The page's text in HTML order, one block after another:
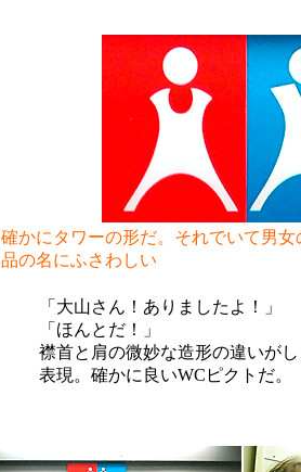
確かにタワーの形だ。それでいて男
品の名にふさわしい
「大山さん！ありましたよ！」
「ほんとだ！」
襟首と肩の微妙な造形の違いが
表現。確かに良いWCピクトだ。